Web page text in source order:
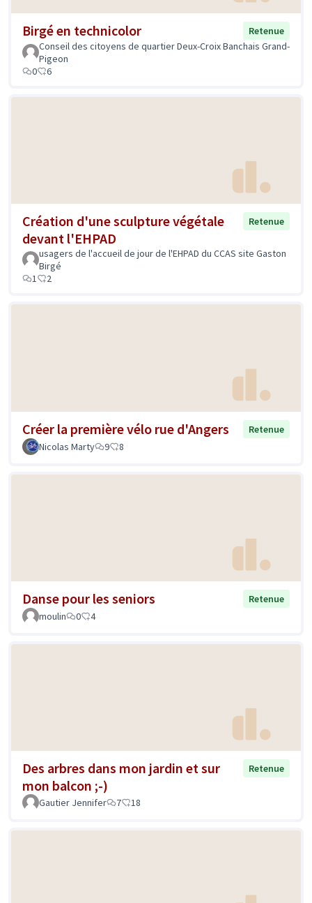
Birgé en technicolor
Retenue
Conseil des citoyens de quartier Deux-Croix Banchais Grand-
Pigeon
0
6
Création d'une sculpture végétale
devant l'EHPAD
Retenue
usagers de l'accueil de jour de l'EHPAD du CCAS site Gaston
Birgé
1
2
Créer la première vélo rue d'Angers
Retenue
Nicolas Marty
9 8
Danse pour les seniors
Retenue
moulin
0 4
Des arbres dans mon jardin et sur
mon balcon ;-)
Retenue
Gautier Jennifer 7 18